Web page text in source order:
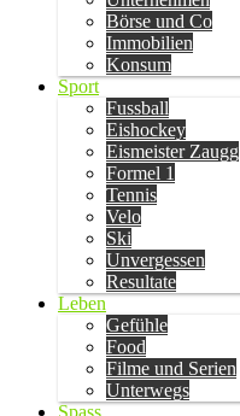
Börse und Co
Immobilien
Konsum
Sport
Fussball
Eishockey
Eismeister Zaugg
Formel 1
Tennis
Velo
Ski
Unvergessen
Resultate
Leben
Gefühle
Food
Filme und Serien
Unterwegs
Spass